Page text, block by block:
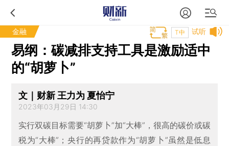
金融 试听
T中
易纲：碳减排支持工具是激励适中
的“胡萝卜”
文｜财新 王力为 夏怡宁
2023年03月29日 14:30
实行双碳目标需要“胡萝卜”加“大棒”，很高的碳价或碳
税为“大棒”；央行的再贷款作为“胡萝卜”虽然是低息